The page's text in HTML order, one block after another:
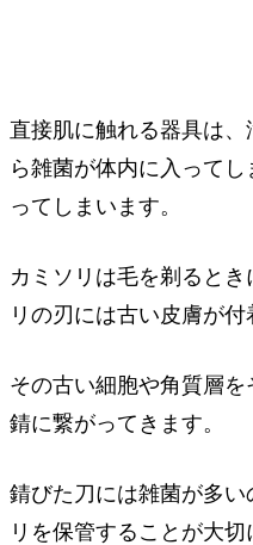
直接肌に触れる器具は
ら雑菌が体内に入って
ってしまいます。
カミソリは毛を剃ると
リの刃には古い皮膚が付
その古い細胞や角質層
錆に繋がってきます。
錆びた刀には雑菌が多
リを保管することが大切